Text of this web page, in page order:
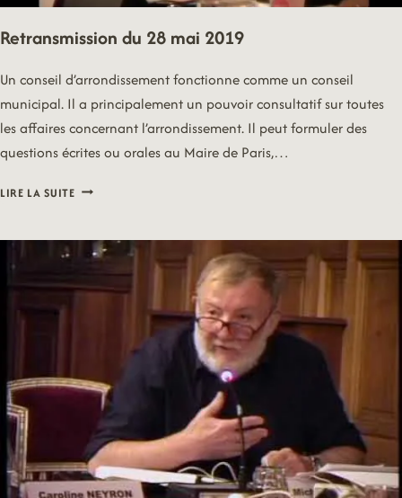
Retransmission du 28 mai 2019
Un conseil d’arrondissement fonctionne comme un conseil
municipal. Il a principalement un pouvoir consultatif sur toutes
les affaires concernant l’arrondissement. Il peut formuler des
questions écrites ou orales au Maire de Paris,…
LIRE LA SUITERETRANSMISSION
MAI
2019